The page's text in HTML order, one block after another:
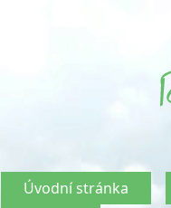
Úvodní stránka